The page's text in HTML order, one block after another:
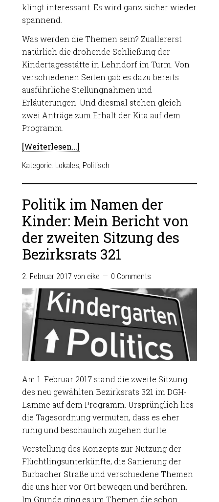
klingt interessant. Es wird ganz sicher wieder
spannend.
Was werden die Themen sein? Zuallererst
natürlich die drohende Schließung der
Kindertagesstätte in Lehndorf im Turm. Von
verschiedenen Seiten gab es dazu bereits
ausführliche Stellungnahmen und
Erläuterungen. Und diesmal stehen gleich
zwei Anträge zum Erhalt der Kita auf dem
Programm.
[Weiterlesen…]
Kategorie: Lokales, Politisch
Politik im Namen der
Kinder: Mein Bericht von
der zweiten Sitzung des
Bezirksrats 321
2. Februar 2017 von eike 0 Comments
Am 1. Februar 2017 stand die zweite Sitzung
des neu gewählten Bezirksrats 321 im DGH-
Lamme auf dem Programm. Ursprünglich lies
die Tagesordnung vermuten, dass es eher
ruhig und beschaulich zugehen dürfte.
Vorstellung des Konzepts zur Nutzung der
Flüchtlingsunterkünfte, die Sanierung der
Burbacher Straße und verschiedene Themen
die uns hier vor Ort bewegen und berühren.
Im Grunde ging es um Themen die schon